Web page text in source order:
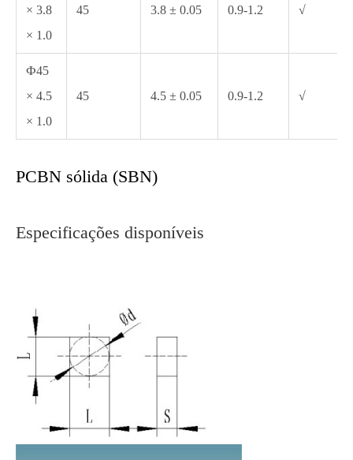
× 3.8
× 1.0
45 3.8 ± 0.05 0.9-1.2 √
Ф45
× 4.5
× 1.0
45 4.5 ± 0.05 0.9-1.2 √
PCBN sólida (SBN)
Especificações disponíveis